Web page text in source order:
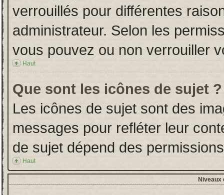
verrouillés pour différentes
administrateur. Selon les
vous pouvez ou non verrouiller
Haut
Que sont les icônes de sujet ?
Les icônes de sujet sont des
messages pour refléter leur
de sujet dépend des
Haut
Niveaux